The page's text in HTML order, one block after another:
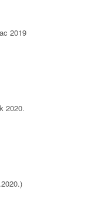
2019
2020.